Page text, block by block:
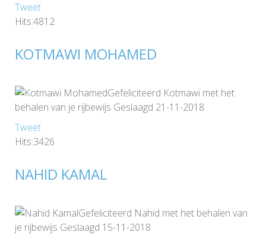
Tweet
Hits:4812
KOTMAWI MOHAMED
Gefeliciteerd Kotmawi met het
behalen van je rijbewijs Geslaagd 21-11-2018
Tweet
Hits:3426
NAHID KAMAL
Gefeliciteerd Nahid met het behalen van
je rijbewijs Geslaagd 15-11-2018